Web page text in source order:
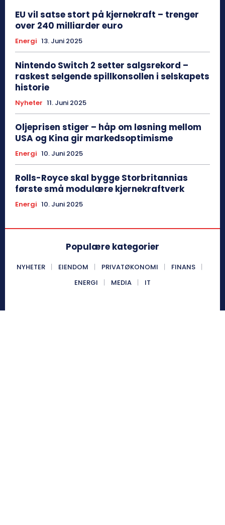
EU vil satse stort på kjernekraft – trenger
over 240 milliarder euro
Energi 13. Juni 2025
Nintendo Switch 2 setter salgsrekord –
raskest selgende spillkonsollen i selskapets
historie
Nyheter 11. Juni 2025
Oljeprisen stiger – håp om løsning mellom
USA og Kina gir markedsoptimisme
Energi 10. Juni 2025
Rolls-Royce skal bygge Storbritannias
første små modulære kjernekraftverk
Energi 10. Juni 2025
Populære kategorier
NYHETER EIENDOM PRIVATØKONOMI
FINANS
ENERGI
MEDIA IT